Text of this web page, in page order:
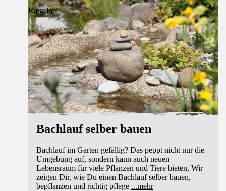
Ratgeber
Bachlauf selber bauen
Bachlauf im Garten gefällig? Das peppt nicht nur die
Umgebung auf, sondern kann auch neuen
Lebensraum für viele Pflanzen und Tiere bieten, Wir
zeigen Dir, wie Du einen Bachlauf selber bauen,
bepflanzen und richtig pflege ...mehr